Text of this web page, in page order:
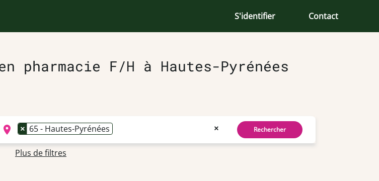
S'identifier Contact
pharmacie F/H à Hautes-Pyrénées
×
× 65 - Hautes-Pyrénées Rechercher
Plus de filtres